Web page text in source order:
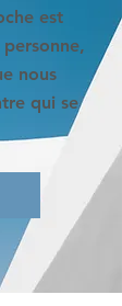
est
nous
qui se